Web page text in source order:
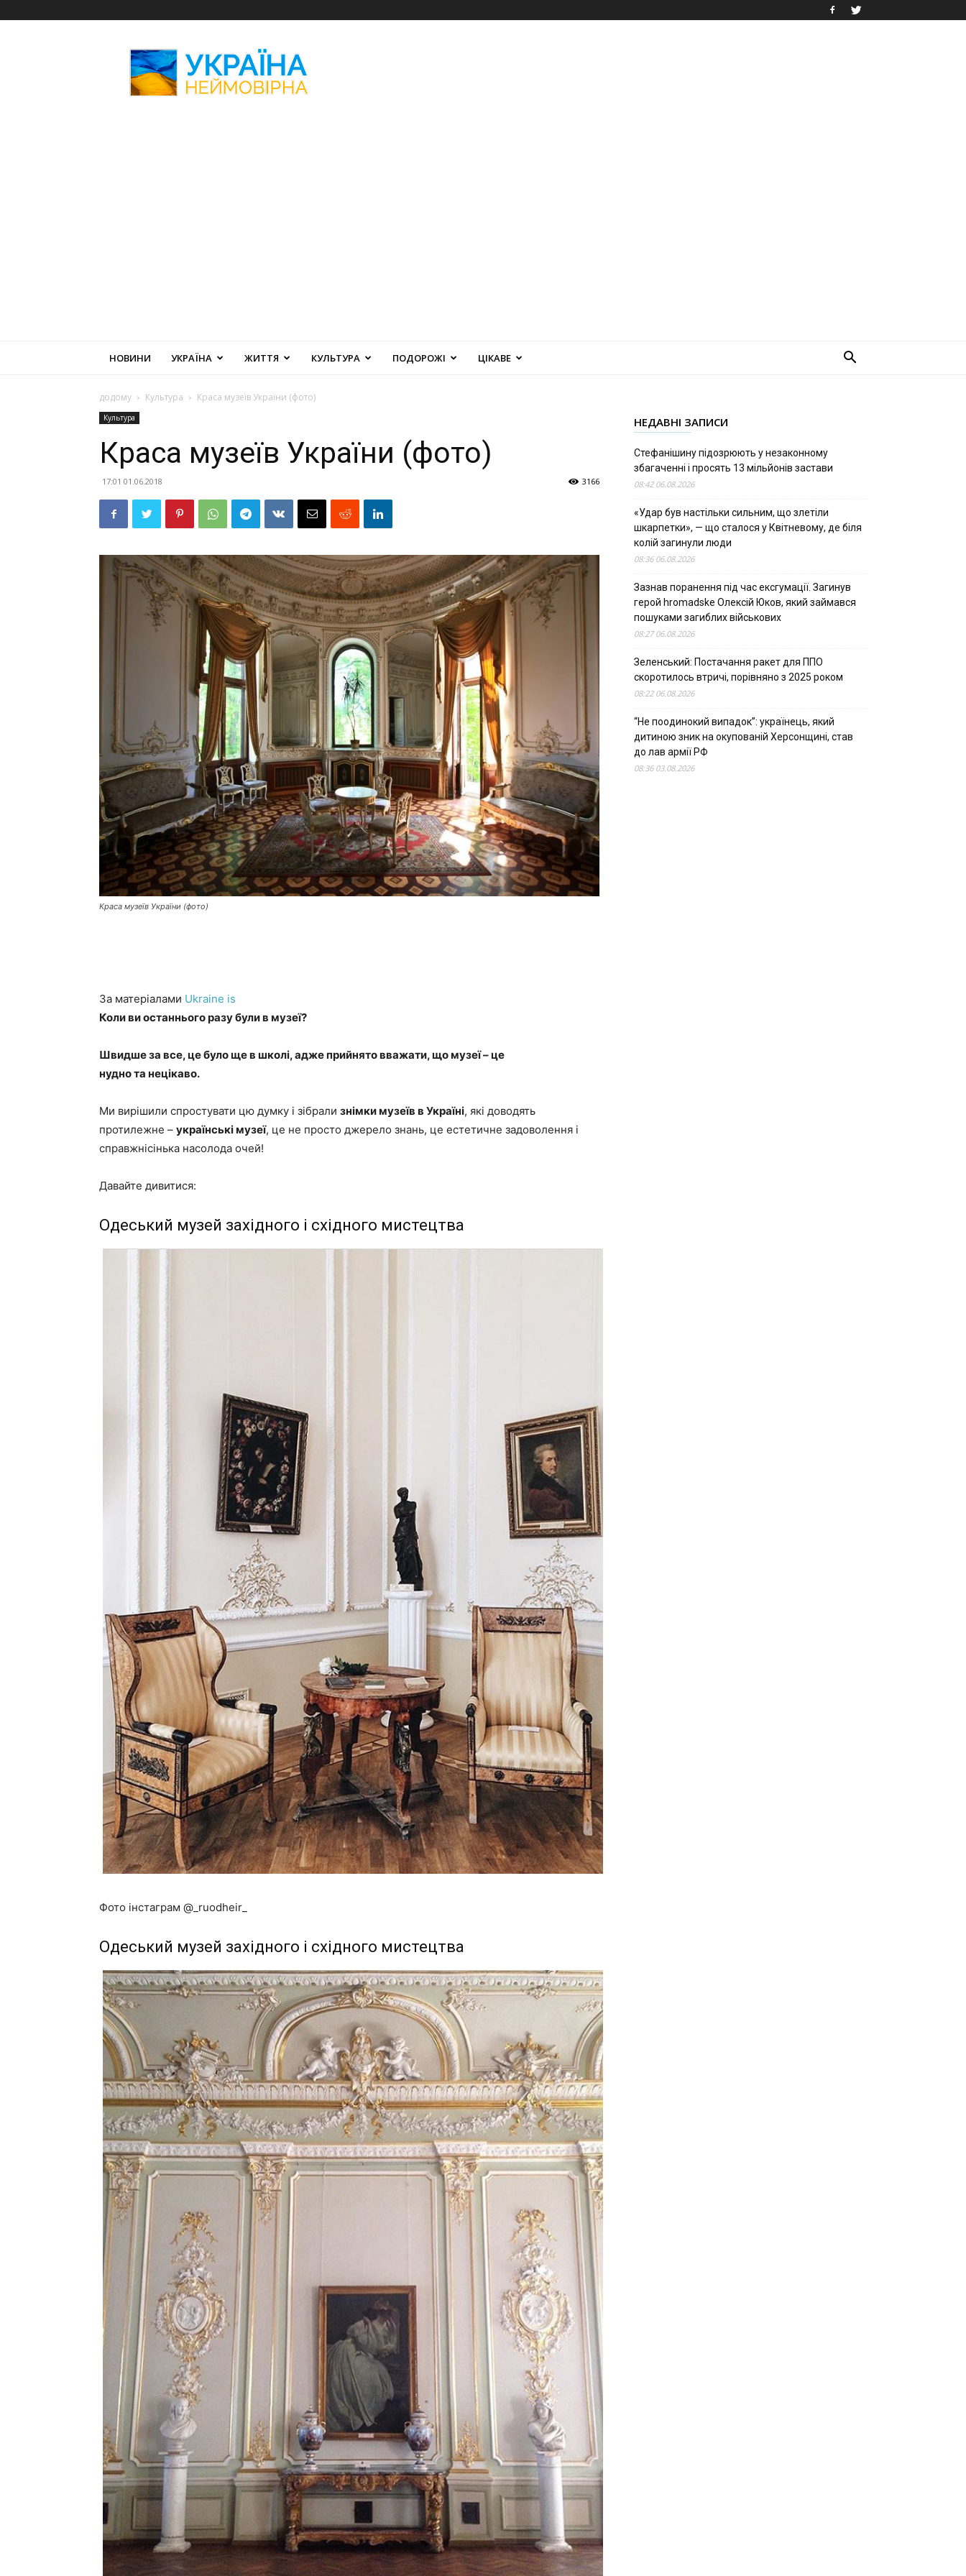
Неймовірна
НОВИНИ УКРАЇНА ЖИТТЯ КУЛЬТУРА ПОДОРОЖІ ЦІКАВЕ
додому Культура Краса музеїв України (фото)
Культура
Краса музеїв України (фото)
17:01 01.06.2018 3166
Краса музеїв України (фото)
За матеріалами Ukraine is
Коли ви останнього разу були в музеї?
Швидше за все, це було ще в школі, адже прийнято вважати, що музеї – це
нудно та нецікаво.
Ми вирішили спростувати цю думку і зібрали знімки музеїв в Україні, які доводять
протилежне – українські музеї, це не просто джерело знань, це естетичне задоволення і
справжнісінька насолода очей!
Давайте дивитися:
Одеський музей західного і східного мистецтва
Фото інстаграм @_ruodheir_
Одеський музей західного і східного мистецтва
НЕДАВНІ ЗАПИСИ
Стефанішину підозрюють у незаконному
збагаченні і просять 13 мільйонів застави
08:42 06.08.2026
«Удар був настільки сильним, що злетіли
шкарпетки», — що сталося у Квітневому, де біля
колій загинули люди
08:36 06.08.2026
Зазнав поранення під час ексгумації. Загинув
герой hromadske Олексій Юков, який займався
пошуками загиблих військових
08:27 06.08.2026
Зеленський: Постачання ракет для ППО
скоротилось втричі, порівняно з 2025 роком
08:22 06.08.2026
“Не поодинокий випадок”: українець, який
дитиною зник на окупованій Херсонщині, став
до лав армії РФ
08:36 03.08.2026